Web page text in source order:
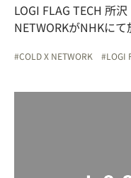
LOGI FLAG TECH 所
NETWORKがNHKにて
COLD X NETWORK LOGI